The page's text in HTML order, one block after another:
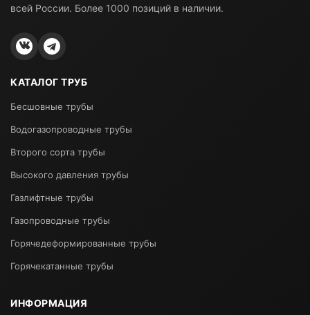
всей России. Более 1000 позиций в наличии.
КАТАЛОГ ТРУБ
Бесшовные трубы
Водогазопроводные трубы
Второго сорта трубы
Высокого давления трубы
Газлифтные трубы
Газопроводные трубы
Горячедеформированные трубы
Горячекатанные трубы
ИНФОРМАЦИЯ